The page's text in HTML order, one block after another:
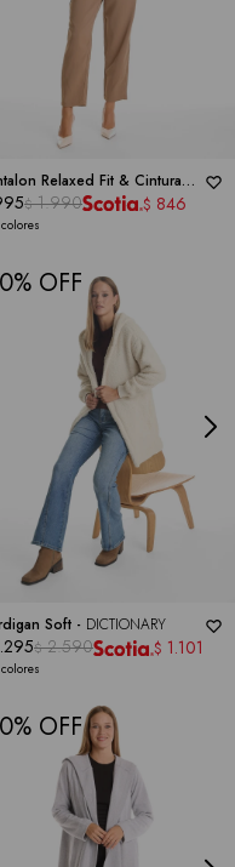
Relaxed Fit & Cintura
Posterior -DICTIONARY
$ 1.990 $ 846
Soft - DICTIONARY
$ 2.590 $ 1.101